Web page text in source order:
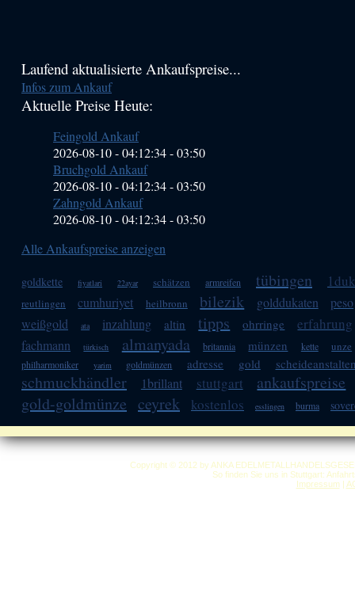
Haupt-
Sidebar
Laufend aktualisierte Ankaufspreise...
Infos zum Ankauf
Aktuelle Preise Heute:
Feingold Ankauf
2026-08-10 - 04:12:34-03:50
Bruchgold Ankauf
2026-08-10 - 04:12:34-03:50
Zahngold Ankauf
2026-08-10 - 04:12:34-03:50
Alle Ankaufspreise anzeigen
goldkette fiyatlari 22ayar schätzen armreifen tübingen
reutlingen cumhuriyet heilbronn bilezik golddukaten
peso
weißgold
ata inzahlung altin tipps ohrringe erfahrung
fachmann türkisch almanyada britannia münzen kette unze
philharmoniker yarim goldmünzen adresse gold
schmuckhändler 1brillant stuttgart
ankaufspreise
gold-goldmünze ceyrek kostenlos esslingen burma
Copyright © 2012 by ANKA
So finden Sie uns in Stuttgart:
Impressum|